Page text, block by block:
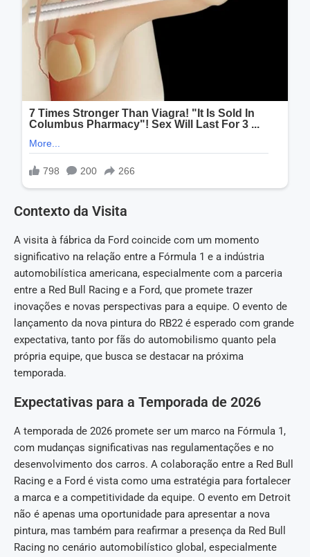
Contexto da Visita
A visita à fábrica da Ford coincide com um momento
significativo na relação entre a Fórmula 1 e a indústria
automobilística americana, especialmente com a parceria
entre a Red Bull Racing e a Ford, que promete trazer
inovações e novas perspectivas para a equipe. O evento de
lançamento da nova pintura do RB22 é esperado com grande
expectativa, tanto por fãs do automobilismo quanto pela
própria equipe, que busca se destacar na próxima
temporada.
Expectativas para a Temporada de 2026
A temporada de 2026 promete ser um marco na Fórmula 1,
com mudanças significativas nas regulamentações e no
desenvolvimento dos carros. A colaboração entre a Red Bull
Racing e a Ford é vista como uma estratégia para fortalecer
a marca e a competitividade da equipe. O evento em Detroit
não é apenas uma oportunidade para apresentar a nova
pintura, mas também para reafirmar a presença da Red Bull
Racing no cenário automobilístico global, especialmente